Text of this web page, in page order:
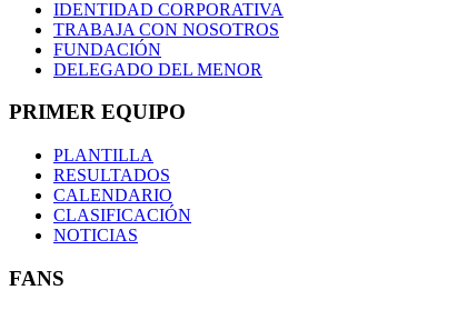
IDENTIDAD CORPORATIVA
TRABAJA CON NOSOTROS
FUNDACIÓN
DELEGADO DEL MENOR
PRIMER EQUIPO
PLANTILLA
RESULTADOS
CALENDARIO
CLASIFICACIÓN
NOTICIAS
FANS